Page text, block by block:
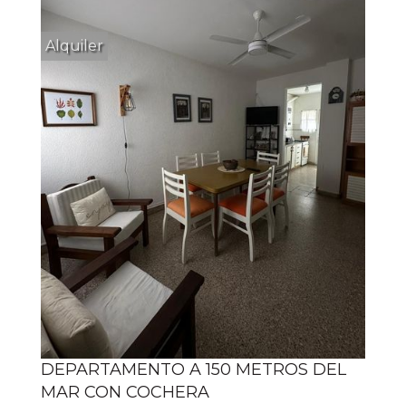
Alquiler
DEPARTAMENTO A 150 METROS DEL
MAR CON COCHERA